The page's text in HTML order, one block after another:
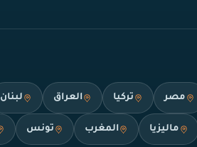
مصر تركيا العراق لبنان
ماليزيا المغرب تونس